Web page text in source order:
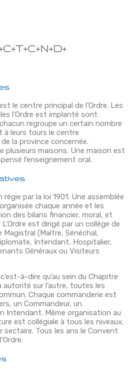
le centre principal de l’Ordre. Les
l’Ordre est implanté sont
regroupe un certain nombre
à leurs tours le centre
la province concernée.
plusieurs maisons. Une maison est
l’enseignement oral.
régie par la loi 1901. Une assemblée
chaque année et les
des bilans financier, moral, et
est dirigé par un collège de
Magistral (Maître, Sénéchal,
Intendant, Hospitalier,
Généraux ou Visiteurs
à-dire qu’au sein du Chapitre
autorité sur l’autre, toutes les
Chaque commanderie est
un Commandeur, un
Intendant. Même organisation au
est collégiale à tous les niveaux.
sectaire. Tous les ans le Convent